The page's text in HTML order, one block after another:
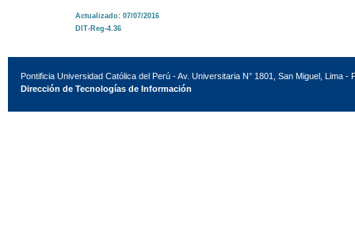
Actualizado: 07/07/2016
DIT-Reg-4.36
Pontificia Universidad Católica del Perú - Av. Universitaria N° 1801, San Miguel, Lima -
Dirección de Tecnologías de Información